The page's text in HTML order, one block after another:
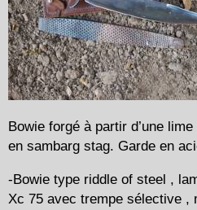
Bowie forgé à partir d’une
en sambarg stag. Garde en
-Bowie type riddle of steel ,
Xc 75 avec trempe sélective ,